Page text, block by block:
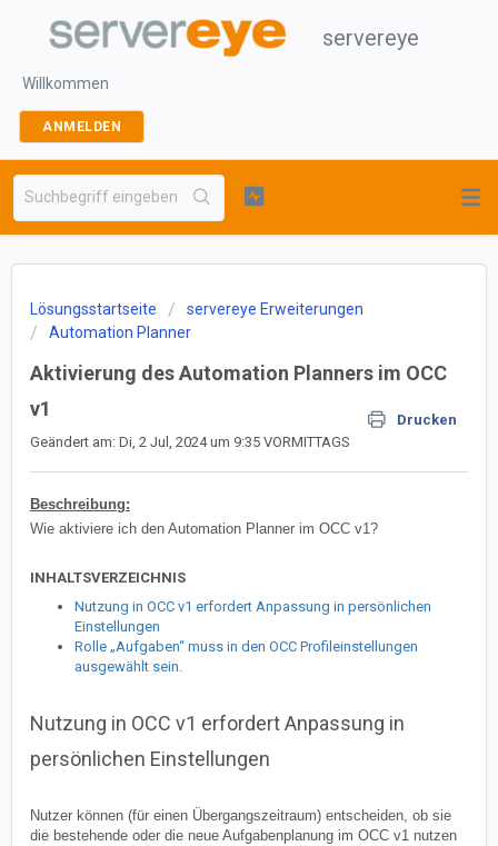
servereye
Willkommen
ANMELDEN
Lösungsstartseite
servereye Erweiterungen
Automation Planner
Aktivierung des Automation Planners im OCC
v1
Drucken
Geändert am: Di, 2 Jul, 2024 um 9:35 VORMITTAGS
Beschreibung:
Wie aktiviere ich den Automation Planner im OCC v1?
INHALTSVERZEICHNIS
Nutzung in OCC v1 erfordert Anpassung in persönlichen
Einstellungen
Rolle „Aufgaben“ muss in den OCC Profileinstellungen
ausgewählt sein.
Nutzung in OCC v1 erfordert Anpassung in
persönlichen Einstellungen
Nutzer können (für einen Übergangszeitraum) entscheiden, ob sie
die bestehende oder die neue Aufgabenplanung im OCC v1 nutzen